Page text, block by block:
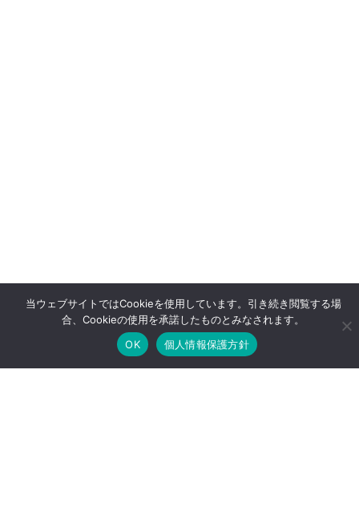
当ウェブサイトではCookieを使用しています。引き続き閲覧する場
合、Cookieの使用を承諾したものとみなされます。
OK
個人情報保護方針